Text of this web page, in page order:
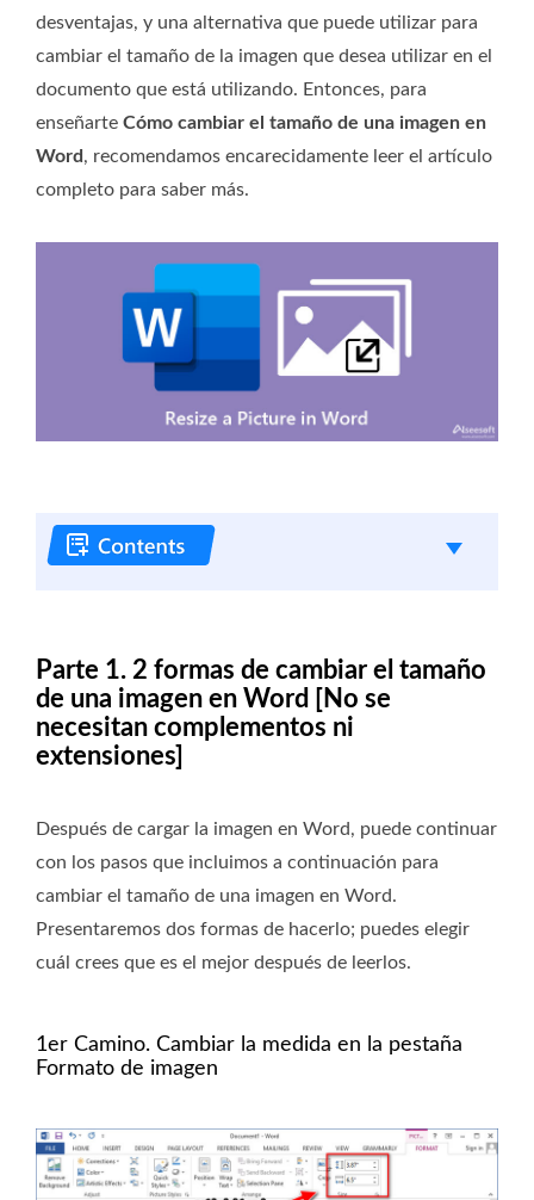
desventajas, y una alternativa que puede utilizar para
cambiar el tamaño de la imagen que desea utilizar en el
documento que está utilizando. Entonces, para
enseñarte Cómo cambiar el tamaño de una imagen en
Word , recomendamos encarecidamente leer el artículo
completo para saber más.
Parte 1. 2 formas de cambiar el tamaño
de una imagen en Word [No se
necesitan complementos ni
extensiones]
Después de cargar la imagen en Word, puede continuar
con los pasos que incluimos a continuación para
cambiar el tamaño de una imagen en Word.
Presentaremos dos formas de hacerlo; puedes elegir
cuál crees que es el mejor después de leerlos.
1er Camino. Cambiar la medida en la pestaña
Formato de imagen